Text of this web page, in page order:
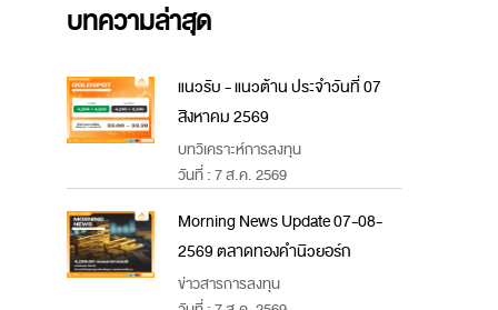
บทความล่าสุด
แนวรับ - แนวต้าน ประจำวันที่ 07
สิงหาคม 2569
บทวิเคราะห์การลงทุน
วันที่ : 7 ส.ค. 2569
Morning News Update 07-08-
2569 ตลาดทองคำนิวยอร์ก
ข่าวสารการลงทุน